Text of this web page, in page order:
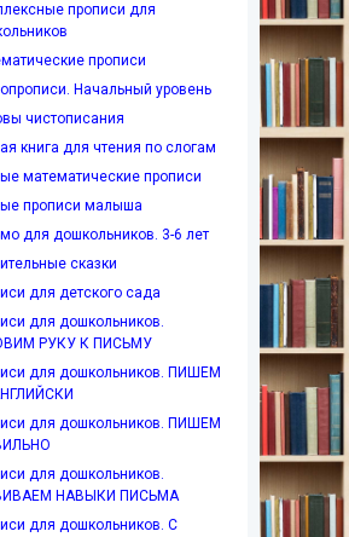
прописи для
прописи
Начальный уровень
чистописания
книга для чтения по слогам
математические прописи
прописи малыша
для дошкольников. 3-6 лет
сказки
для детского сада
для дошкольников.
РУКУ К ПИСЬМУ
для дошкольников. ПИШЕМ
для дошкольников. ПИШЕМ
для дошкольников.
НАВЫКИ ПИСЬМА
для дошкольников. С